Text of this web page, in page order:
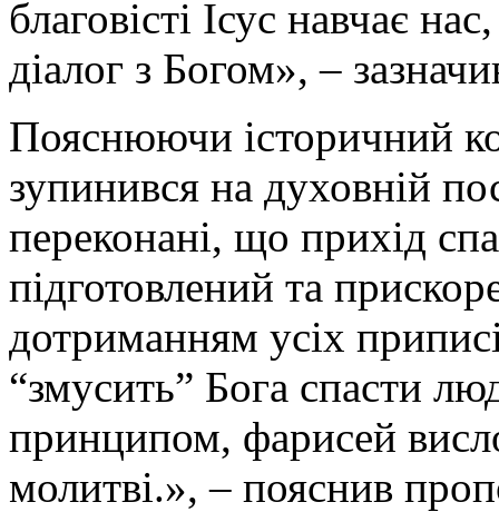
благовісті Ісус навчає
діалог з Богом», –
Пояснюючи історичний
зупинився на духовній
переконані, що прихід
підготовлений та
дотриманням усіх
“змусить” Бога спасти
принципом, фарисей
молитві.», – пояснив